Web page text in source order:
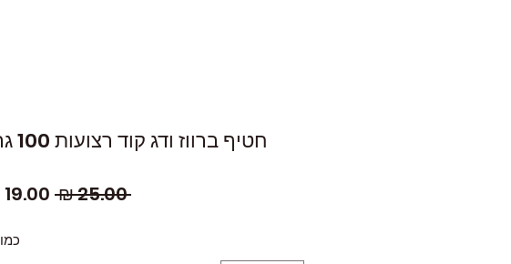
חטיף ברווז ודג קוד רצועות 100 גרם
‏25.00 ‏₪
מחיר